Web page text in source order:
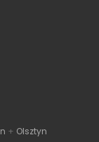
Olsztyn